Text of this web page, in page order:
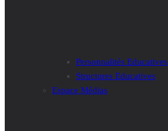
Personnalités Educatives
Structures Educatives
Espace Médias